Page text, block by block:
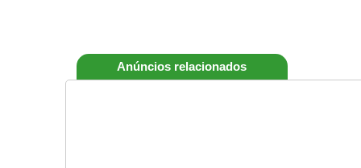
Anúncios relacionados